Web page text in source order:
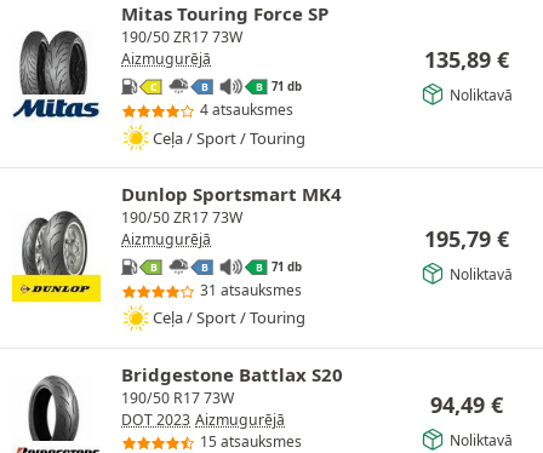
Mitas Touring Force SP
190/50 ZR17 73W
Aizmugurējā
C B B 71 db
4 atsauksmes
Ceļa / Sport / Touring
135,89 €
Noliktavā
Dunlop Sportsmart MK4
190/50 ZR17 73W
Aizmugurējā
B B B 71 db
31 atsauksmes
Ceļa / Sport / Touring
195,79 €
Noliktavā
Bridgestone Battlax S20
190/50 R17 73W
DOT 2023 Aizmugurējā
15 atsauksmes
94,49 €
Noliktavā